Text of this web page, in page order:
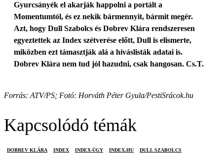
Gyurcsányék el akarják happolni a portált a
Momentumtól, és ez nekik bármennyit, bármit megér.
Azt, hogy Dull Szabolcs és Dobrev Klára rendszeresen
egyeztettek az Index szétverése előtt, Dull is elismerte,
miközben ezt támasztják alá a híváslisták adatai is.
Dobrev Klára nem tud jól hazudni, csak hangosan. Cs.T.
Forrás: ATV/PS; Fotó: Horváth Péter Gyula/PestiSrácok.hu
Kapcsolódó témák
DOBREV KLÁRA INDEX INDEX-ÜGY INDEX.HU DULL SZABOLCS